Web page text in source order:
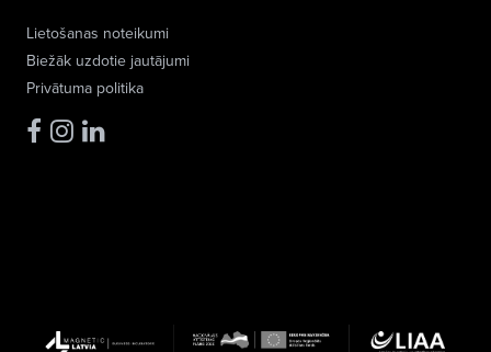
Lietošanas noteikumi
Biežāk uzdotie jautājumi
Privātuma politika